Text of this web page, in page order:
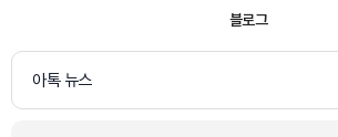
블로그